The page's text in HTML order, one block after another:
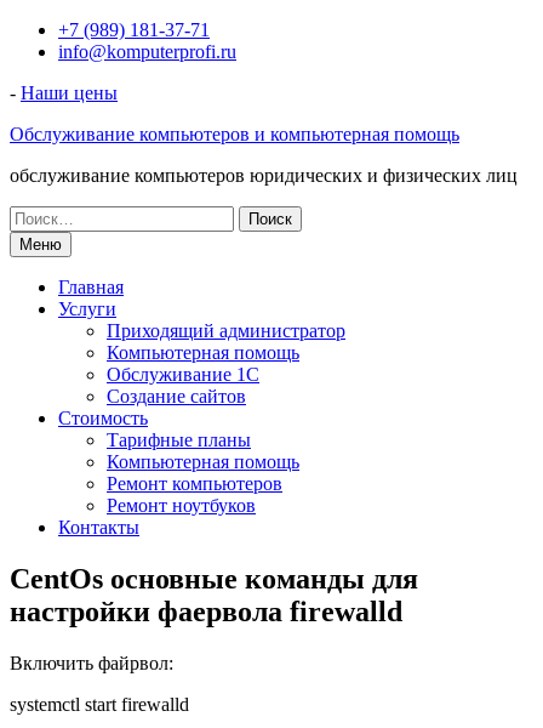
Перейти+7 (989) 181-37-71
info@komputerprofi.ru
- Наши цены
Обслуживание компьютеров и компьютерная помощь
обслуживание компьютеров юридических и физических лиц
Искать:
Меню
Главная
Услуги
Приходящий администратор
Компьютерная помощь
Обслуживание 1С
Создание сайтов
Стоимость
Тарифные планы
Компьютерная помощь
Ремонт компьютеров
Ремонт ноутбуков
Контакты
CentOs основные команды для
настройки фаервола firewalld
Включить файрвол:
systemctl start firewalld